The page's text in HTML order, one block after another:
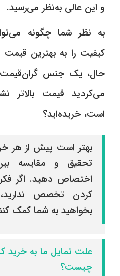
و این عالی به‌نظر می‌رسید.
به نظر شما ‌چگونه
کیفیت را به بهترین قیمت
حال، یک جنس گران‌قیمت
می‌کردید قیمت بالاتر
است، خریده‌اید؟
بهتر است پیش از هر
تحقیق و مقایسه
اختصاص دهید. اگر
کردن تخصص
بخواهید به شما کمک
علت تمایل ما به خرید
چیست؟